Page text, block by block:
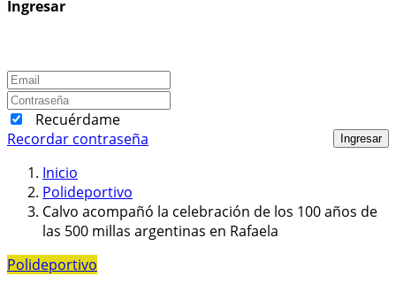
Ingresar
Recuérdame
Ingresar
Recordar contraseña
Inicio
Polideportivo
Calvo acompañó la celebración de los 100 años de
las 500 millas argentinas en Rafaela
Polideportivo